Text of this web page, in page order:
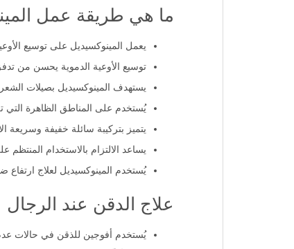
ما هي طريقة عمل
يعمل المينوكسيديل على توسيع
توسيع الأوعية الدموية يحسن من
يستهدف المينوكسيديل بصيلات الشعر
يُستخدم على المناطق الظاهرة
يتميز بتركيبة سائلة خفيفة وسريعة
يساعد الالتزام بالاستخدام
يُستخدم المينوكسيديل لعلاج ارتفاع
علاج الدقن عند الرجال
يُستخدم أفوجين للذقن في حالات